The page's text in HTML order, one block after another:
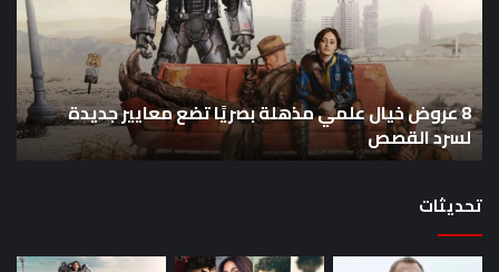
مذهلة
بصريًا
تضع
معايير
جديدة
لسرد
القصص
8 عروض خيال علمي مذهلة بصريًا تضع معايير جديدة
لسرد القصص
تحديثات